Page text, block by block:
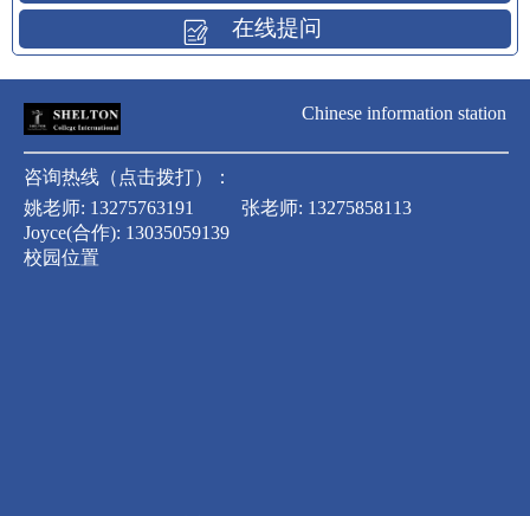
在线提问
Chinese information station
咨询热线（点击拨打）：
姚老师: 13275763191 张老师: 13275858113
Joyce(合作): 13035059139
校园位置